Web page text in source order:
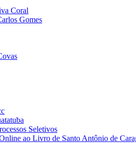
Coral
Gomes
Seletivos
ao Livro de Santo Antônio de